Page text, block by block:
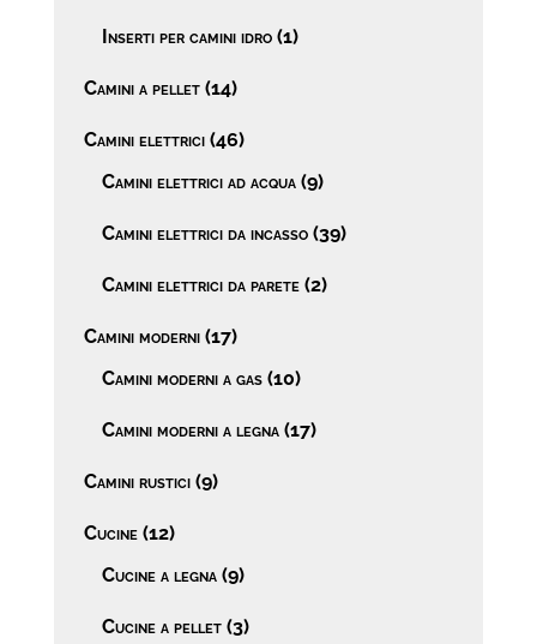
Inserti per camini idro (1)
Camini a pellet (14)
Camini elettrici (46)
Camini elettrici ad acqua (9)
Camini elettrici da incasso (39)
Camini elettrici da parete (2)
Camini moderni (17)
Camini moderni a gas (10)
Camini moderni a legna (17)
Camini rustici (9)
Cucine (12)
Cucine a legna (9)
Cucine a pellet (3)